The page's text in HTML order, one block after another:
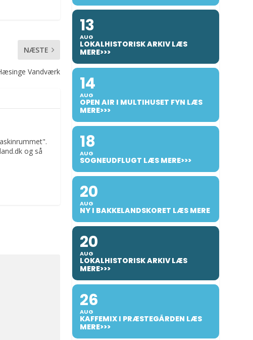
NÆSTE
Vandværk
og så
13
AUG
LOKALHISTORISK ARKIV LÆS
MERE>>>
14
AUG
OPEN AIR I MULTIHUSET FYN LÆS
MERE>>>
18
AUG
SOGNEUDFLUGT LÆS MERE>>>
20
AUG
NY I BAKKELANDSKORET LÆS MERE
20
AUG
LOKALHISTORISK ARKIV LÆS
MERE>>>
26
AUG
KAFFEMIX I PRÆSTEGÅRDEN LÆS
MERE>>>